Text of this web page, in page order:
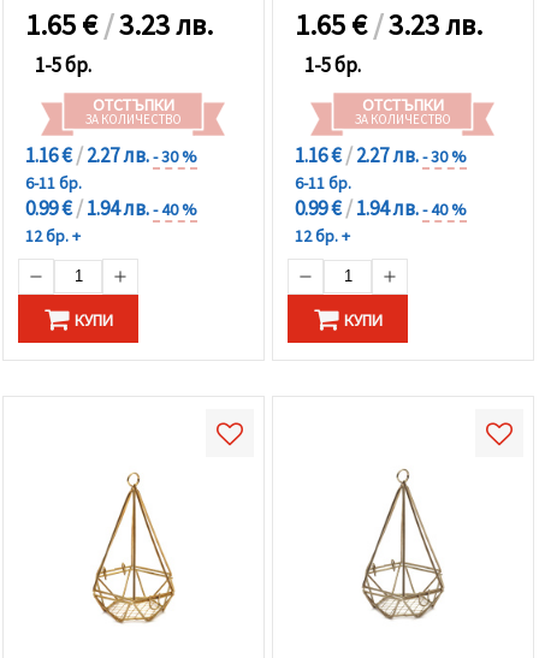
1.65€/3.23 лв.
1-5 бр.
ОТСТЪПКИ
ЗА КОЛИЧЕСТВО
1.16 €/2.27 лв.- 30 %
6-11 бр.
0.99 €/1.94 лв.- 40 %
12 бр. +
КУПИ
1.65€/3.23 лв.
1-5 бр.
ОТСТЪПКИ
ЗА КОЛИЧЕСТВО
1.16 €/2.27 лв.- 30 %
6-11 бр.
0.99 €/1.94 лв.- 40 %
12 бр. +
КУПИ